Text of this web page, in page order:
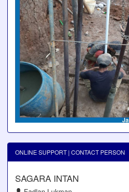
ONLINE SUPPORT | CONTACT PERSON
SAGARA INTAN